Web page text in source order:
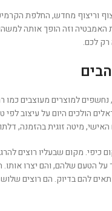
וריצוף מחדש, החלפת
וזה הופך אותה למשהו
לכם.
נחשפים למוצרים מעוצבים
הולכים היום על עיצוב
מיטה זוגית בהזמנה,
מקום שבעליו רוצים
הטעם שלהם, והם יצרו
להם בדיוק. הם רוצים